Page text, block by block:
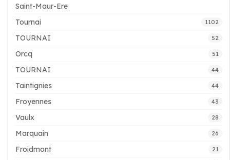
Saint-Maur-Ere
Tournai
1102
TOURNAI 52
Orcq 51
TOURNAI 44
Taintignies 44
Froyennes 43
Vaulx 28
Marquain 26
Froidmont 21